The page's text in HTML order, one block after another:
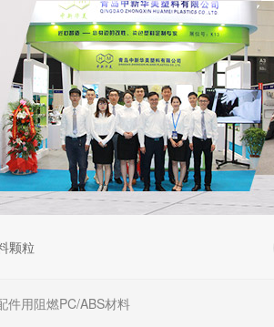
颗粒
件用阻燃PC/ABS材料